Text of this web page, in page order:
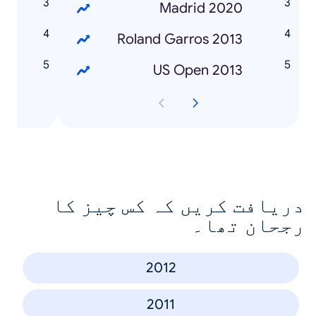
Madrid 2020
Roland Garros 2013
US Open 2013
دریافت کریں کہ کس چیز کا
رجحان تھا۔
2012
2011